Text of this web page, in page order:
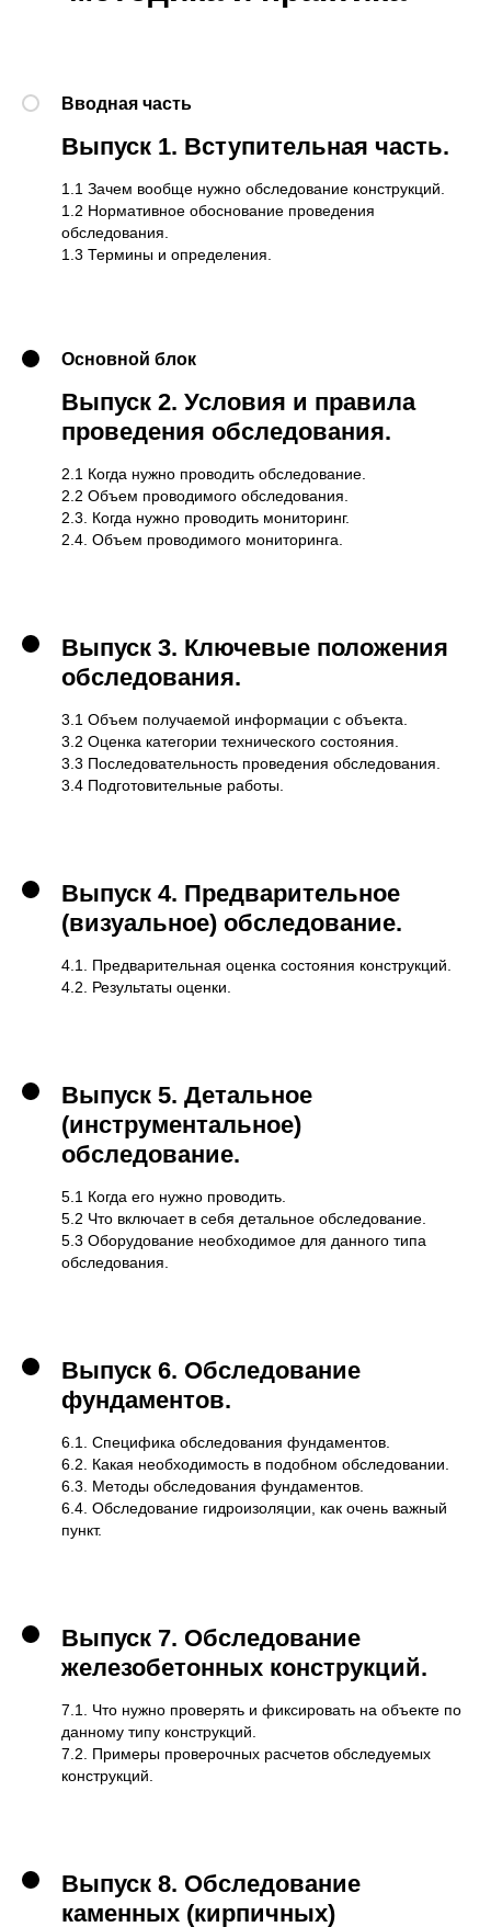
Вводная часть
Выпуск 1. Вступительная часть.
1.1 Зачем вообще нужно обследование конструкций.
1.2 Нормативное обоснование проведения
обследования.
1.3 Термины и определения.
Основной блок
Выпуск 2. Условия и правила
проведения обследования.
2.1 Когда нужно проводить обследование.
2.2 Объем проводимого обследования.
2.3. Когда нужно проводить мониторинг.
2.4. Объем проводимого мониторинга.
Выпуск 3. Ключевые положения
обследования.
3.1 Объем получаемой информации с объекта.
3.2 Оценка категории технического состояния.
3.3 Последовательность проведения обследования.
3.4 Подготовительные работы.
Выпуск 4. Предварительное
(визуальное) обследование.
4.1. Предварительная оценка состояния конструкций.
4.2. Результаты оценки.
Выпуск 5. Детальное
(инструментальное)
обследование.
5.1 Когда его нужно проводить.
5.2 Что включает в себя детальное обследование.
5.3 Оборудование необходимое для данного типа
обследования.
Выпуск 6. Обследование
фундаментов.
6.1. Специфика обследования фундаментов.
6.2. Какая необходимость в подобном обследовании.
6.3. Методы обследования фундаментов.
6.4. Обследование гидроизоляции, как очень важный
пункт.
Выпуск 7. Обследование
железобетонных конструкций.
7.1. Что нужно проверять и фиксировать на объекте по
данному типу конструкций.
7.2. Примеры проверочных расчетов обследуемых
конструкций.
Выпуск 8. Обследование
каменных (кирпичных)